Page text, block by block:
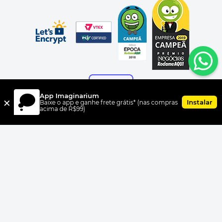
FORMAS DE PAGAMENTO
× App Imaginarium
Baixe o app e ganhe frete grátis* (nas compras
acima de R$99)
Instalar